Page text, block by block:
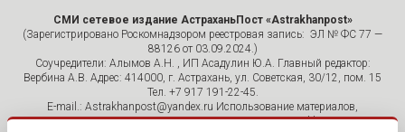
СМИ сетевое издание АстраханьПост «Astrakhanpost»
(Зарегистрировано Роскомнадзором реестровая запись: ЭЛ № ФС 77 —
88126 от 03.09.2024.)
Соучредители: Алымов А.Н. , ИП Асадулин Ю.А. Главный редактор:
Вербина А.В. Адрес: 414000, г. Астрахань, ул. Советская, 30/12, пом. 15
Тел. +7 917 191-22-45.
E-mail.: Astrakhanpost@yandex.ru Использование материалов,
размещенных на страницах сетевого издания «Astrakhanpost»,